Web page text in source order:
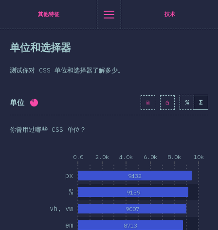
Hans] general.title
[zh-Hans] general.back_to_intro
[zh-Hans] general.close_nav
者统计
特性
布局
至 Facebook
分享至 LinkedIn
通过邮件分享
其他特征 技术
单位和选择器
测试你对 CSS 单位和选择器了解多少。
单位 完成率: % Σ
你曾用过哪些 CSS 单位？
0.0 2.0k 4.0k 6.0k 8.0k 10k
em
vh, vw
%
px
8713
9007
9139
9432
Navigated to [zh-Hans] general.title